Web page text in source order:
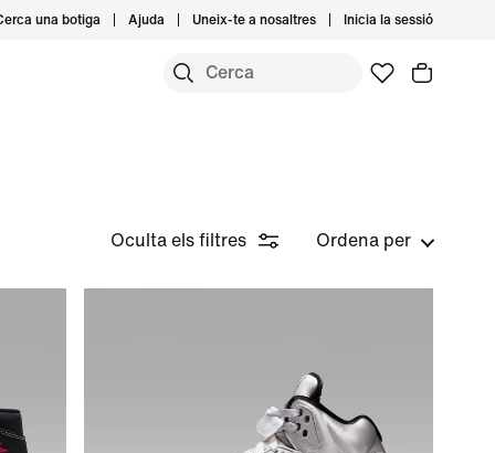
una botiga Ajuda Uneix-te a nosaltres Inicia la sessió
Oculta els filtres Ordena per